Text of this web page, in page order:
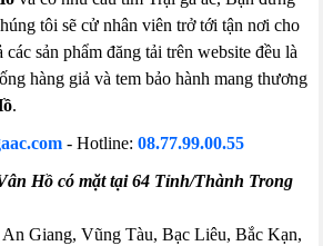
tôi sẽ cử nhân viên trở tới tận nơi cho
sản phẩm đăng tải trên website đều là
hàng giả và tem bảo hành mang thương
.
- Hotline: 08.77.99.00.55
Hồ có mặt tại 64 Tỉnh/Thành Trong
Giang, Vũng Tàu, Bạc Liêu, Bắc Kạn,